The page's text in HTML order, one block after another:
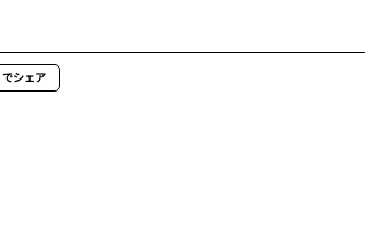
でシェア